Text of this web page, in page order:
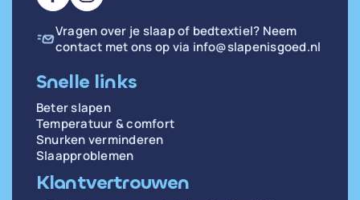
Vragen over je slaap of bedtextiel? Neem
contact met ons op via info@slapenisgoed.nl
Snelle links
Beter slapen
Temperatuur & comfort
Snurken verminderen
Slaapproblemen
Klantvertrouwen